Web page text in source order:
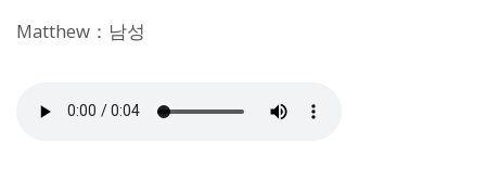
Matthew：남성